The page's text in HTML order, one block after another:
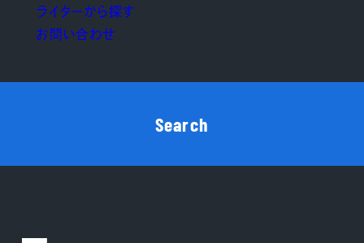
ライターから探す
お問い合わせ
Search